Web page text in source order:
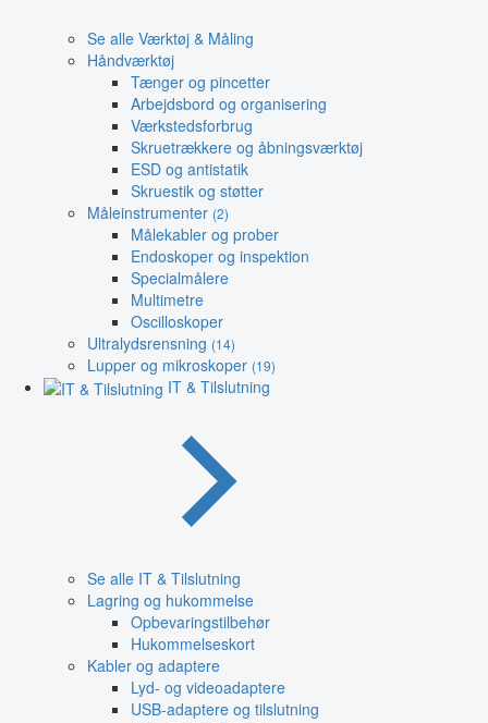
Se alle Værktøj & Måling
Håndværktøj
Tænger og pincetter
Arbejdsbord og organisering
Værkstedsforbrug
Skruetrækkere og åbningsværktøj
ESD og antistatik
Skruestik og støtter
Måleinstrumenter (2)
Målekabler og prober
Endoskoper og inspektion
Specialmålere
Multimetre
Oscilloskoper
Ultralydsrensning (14)
Lupper og mikroskoper (19)
IT & Tilslutning
Se alle IT & Tilslutning
Lagring og hukommelse
Opbevaringstilbehør
Hukommelseskort
Kabler og adaptere
Lyd- og videoadaptere
USB-adaptere og tilslutning